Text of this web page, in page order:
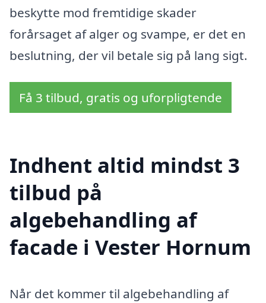
beskytte mod fremtidige skader
forårsaget af alger og svampe, er det en
beslutning, der vil betale sig på lang sigt.
Få 3 tilbud, gratis og uforpligtende
Indhent altid mindst 3
tilbud på
algebehandling af
facade i Vester Hornum
Når det kommer til algebehandling af